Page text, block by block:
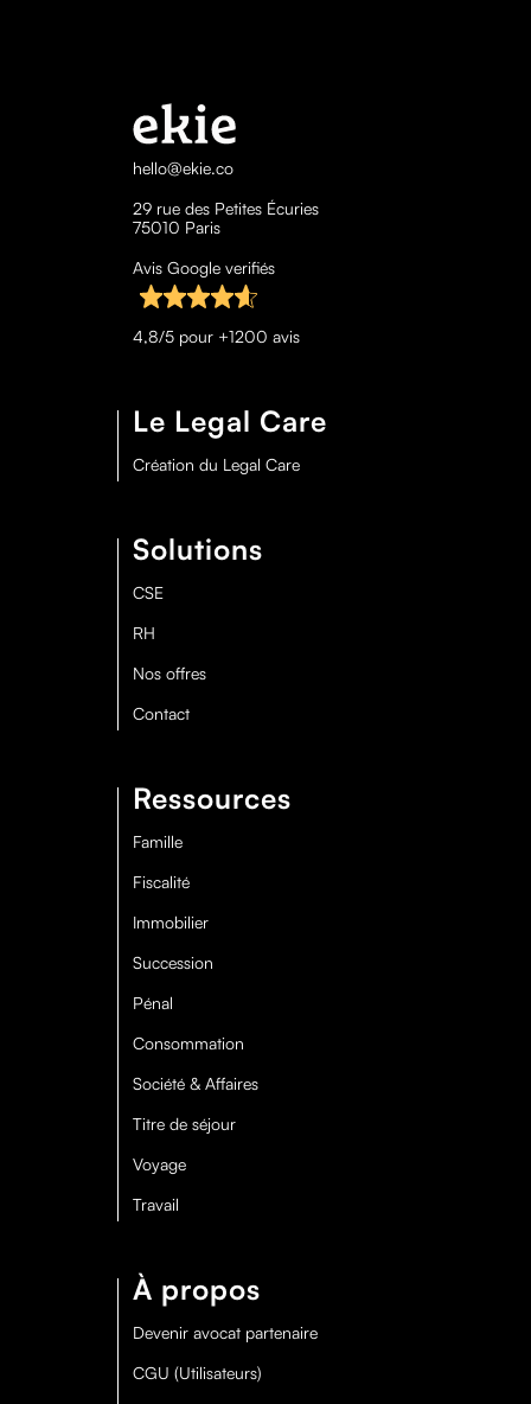
hello@ekie.co
29 rue des Petites Écuries
75010 Paris
Avis Google verifiés
4,8/5 pour +1200 avis
Le Legal Care
Création du Legal Care
Solutions
CSE
RH
Nos offres
Contact
Ressources
Famille
Fiscalité
Immobilier
Succession
Pénal
Consommation
Société & Affaires
Titre de séjour
Voyage
Travail
À propos
Devenir avocat partenaire
CGU (Utilisateurs)